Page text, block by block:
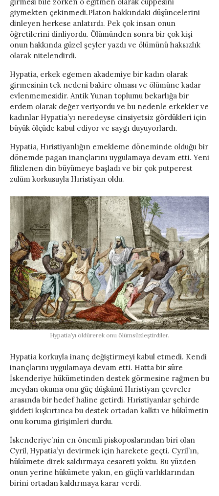
giymekten çekinmedi.Platon hakkındaki düşüncelerini
dinleyen herkese anlatırdı. Pek çok insan onun
öğretilerini dinliyordu. Ölümünden sonra bir çok kişi
onun hakkında güzel şeyler yazdı ve ölümünü haksızlık
olarak nitelendirdi.
Hypatia, erkek egemen akademiye bir kadın olarak
girmesinin tek nedeni bakire olması ve ölümüne kadar
evlenmemesidir. Antik Yunan toplumu bekarlığa bir
erdem olarak değer veriyordu ve bu nedenle erkekler ve
kadınlar Hypatia’yı neredeyse cinsiyetsiz gördükleri için
büyük ölçüde kabul ediyor ve saygı duyuyorlardı.
Hypatia, Hıristiyanlığın emekleme döneminde olduğu bir
dönemde pagan inançlarını uygulamaya devam etti. Yeni
filizlenen din büyümeye başladı ve bir çok putperest
zulüm korkusuyla Hıristiyan oldu.
Hypatia’yı öldürerek onu ölümsüzleştirdiler.
Hypatia korkuyla inanç değiştirmeyi kabul etmedi. Kendi
inançlarını uygulamaya devam etti. Hatta bir süre
İskenderiye hükümetinden destek görmesine rağmen bu
meydan okuma onu güç düşkünü Hıristiyan çevreler
arasında bir hedef haline getirdi. Hıristiyanlar şehirde
şiddeti kışkırtınca bu destek ortadan kalktı ve hükümetin
onu koruma girişimleri durdu.
İskenderiye’nin en önemli piskoposlarından biri olan
Cyril, Hypatia’yı devirmek için harekete geçti. Cyril’ın,
hükümete direk saldırmaya cesareti yoktu. Bu yüzden
onun yerine hükümete yakın, en güçlü varlıklarından
birini ortadan kaldırmaya karar verdi.